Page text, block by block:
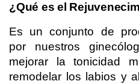
¿Qué es el
Es un conjunto de
por nuestros
mejorar la tonicidad
remodelar los labios y